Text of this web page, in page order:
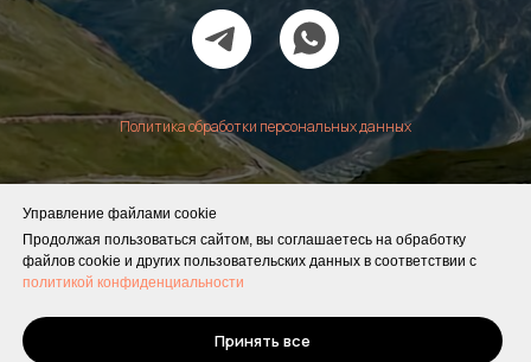
Управление файлами cookie
Продолжая пользоваться сайтом, вы соглашаетесь на обработку
файлов cookie и других пользовательских данных в соответствии с
политикой конфиденциальности
Принять все
Политика обработки персональных данных